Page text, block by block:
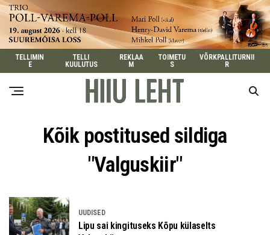
TELLIMIN
E
TELLI
KUULUTUS
REKLAA
M
TOIMETU
S
VÕRKPALLITURNII
R
Kõik postitused sildiga
"Valguskiir"
UUDISED
Lipu sai kingituseks Kõpu külaselts